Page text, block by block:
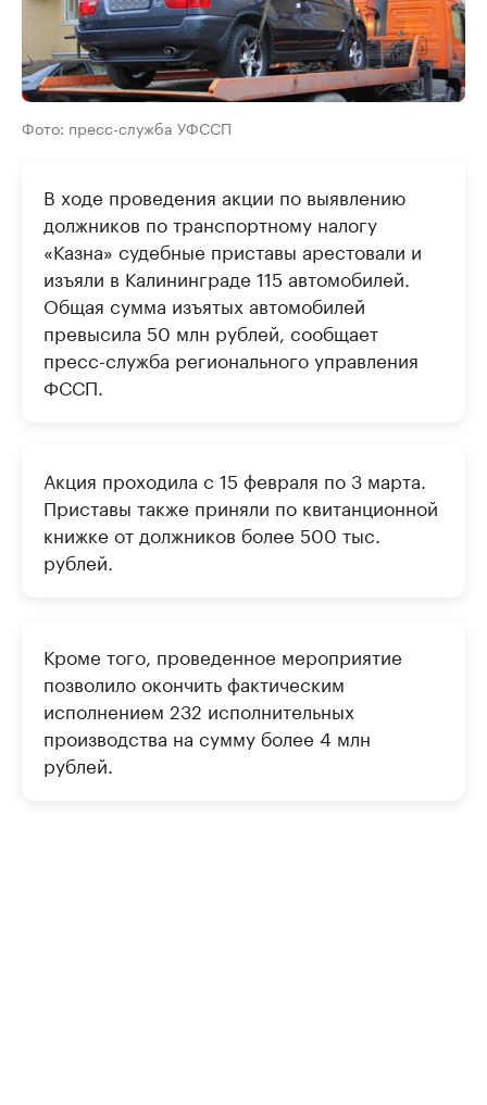
Фото: пресс-служба УФССП
В ходе проведения акции по выявлению
должников по транспортному налогу
«Казна» судебные приставы арестовали и
изъяли в Калининграде 115 автомобилей.
Общая сумма изъятых автомобилей
превысила 50 млн рублей, сообщает
пресс-служба регионального управления
ФССП.
Акция проходила с 15 февраля по 3 марта.
Приставы также приняли по квитанционной
книжке от должников более 500 тыс.
рублей.
Кроме того, проведенное мероприятие
позволило окончить фактическим
исполнением 232 исполнительных
производства на сумму более 4 млн
рублей.